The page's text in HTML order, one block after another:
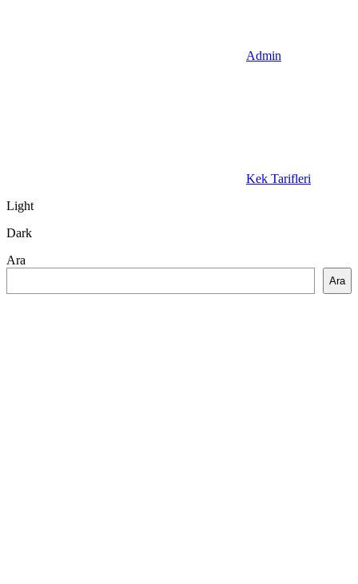
Admin
Kek Tarifleri
Light
Dark
Ara
Ara